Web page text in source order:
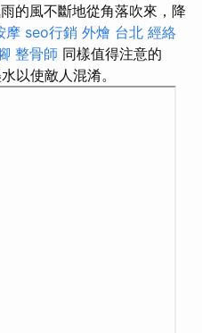
的風不斷地從角落吹來，降
摩 seo行銷 外燴 台北 經絡
整骨師 同樣值得注意的
以使敵人混淆。